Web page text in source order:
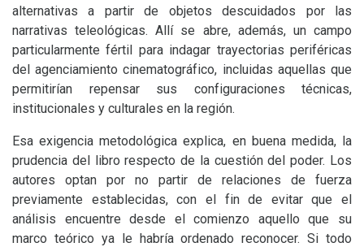
alternativas a partir de objetos descuidados por las
narrativas teleológicas. Allí se abre, además, un campo
particularmente fértil para indagar trayectorias periféricas
del agenciamiento cinematográfico, incluidas aquellas que
permitirían repensar sus configuraciones técnicas,
institucionales y culturales en la región.
Esa exigencia metodológica explica, en buena medida, la
prudencia del libro respecto de la cuestión del poder. Los
autores optan por no partir de relaciones de fuerza
previamente establecidas, con el fin de evitar que el
análisis encuentre desde el comienzo aquello que su
marco teórico ya le habría ordenado reconocer. Si todo